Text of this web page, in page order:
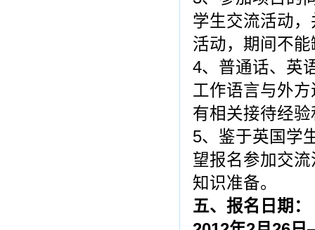
学生交流活动
活动，期间不
4、普通话、英
工作语言与外
有相关接待经
5、鉴于英国学
望报名参加交
知识准备。
五、报名日期：